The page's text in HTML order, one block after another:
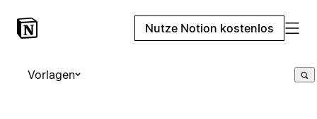
Nutze Notion kostenlos
Vorlagen